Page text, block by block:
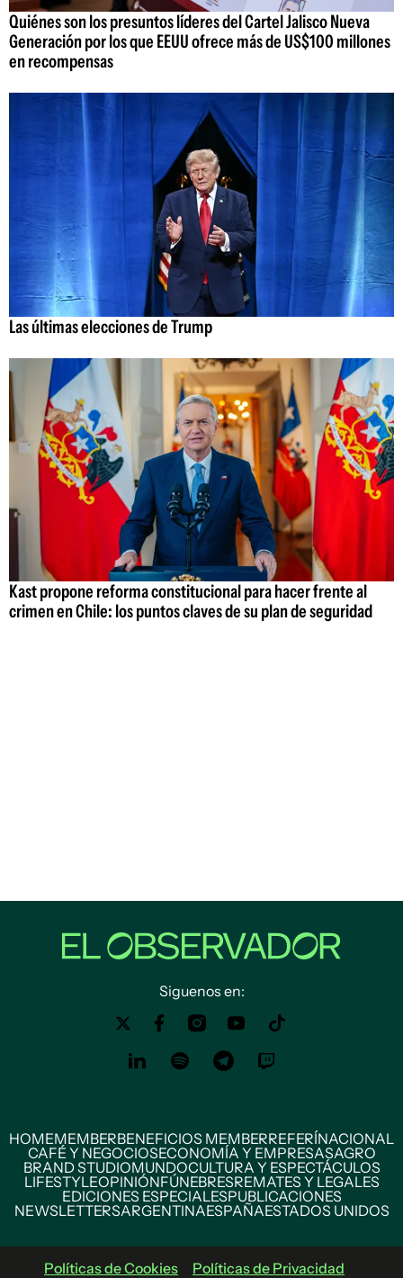
Quiénes son los presuntos líderes del Cartel Jalisco Nueva
Generación por los que EEUU ofrece más de US$100 millones
en recompensas
Las últimas elecciones de Trump
Kast propone reforma constitucional para hacer frente al
crimen en Chile: los puntos claves de su plan de seguridad
Siguenos en:
HOMEMEMBERBENEFICIOS MEMBERREFERÍNACIONAL
CAFÉ Y NEGOCIOSECONOMÍA Y EMPRESASAGRO
BRAND STUDIOMUNDOCULTURA Y ESPECTÁCULOS
LIFESTYLEOPINIÓNFÚNEBRESREMATES Y LEGALES
EDICIONES ESPECIALESPUBLICACIONES
NEWSLETTERSARGENTINAESPAÑAESTADOS UNIDOS
Políticas de Cookies Políticas de Privacidad